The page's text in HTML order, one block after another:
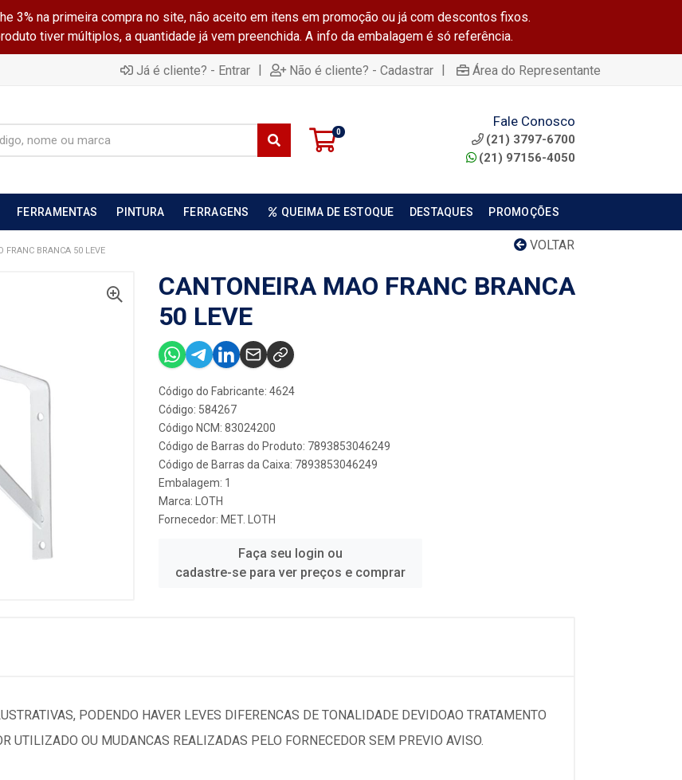
3% na primeira compra no site, não aceito em itens em promoção ou já com descontos fixos.
tiver múltiplos, a quantidade já vem preenchida. A info da embalagem é só referência.
Já é cliente? - Entrar | Não é cliente? - Cadastrar | Área do Representante
0
Fale Conosco
(21) 3797-6700
(21) 97156-4050
FERRAMENTAS PINTURA FERRAGENS QUEIMA DE ESTOQUE DESTAQUES PROMOÇÕES
VOLTAR
FRANC BRANCA 50 LEVE
CANTONEIRA MAO FRANC BRANCA
50 LEVE
Código do Fabricante: 4624
Código: 584267
Código NCM: 83024200
Código de Barras do Produto: 7893853046249
Código de Barras da Caixa: 7893853046249
Embalagem: 1
Marca:
LOTH
Fornecedor: MET. LOTH
Faça seu login ou
cadastre-se para ver preços e comprar
PODENDO HAVER LEVES DIFERENCAS DE TONALIDADE DEVIDOAO TRATAMENTO
UTILIZADO OU MUDANCAS REALIZADAS PELO FORNECEDOR SEM PREVIO AVISO.